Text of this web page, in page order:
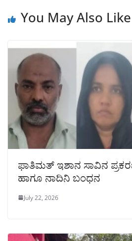
You May Also Like
ಫಾತಿಮತ್ ಇಶಾನ ಸಾವಿನ
ಹಾಗೂ ನಾದಿನಿ ಬಂಧನ
July 22, 2026